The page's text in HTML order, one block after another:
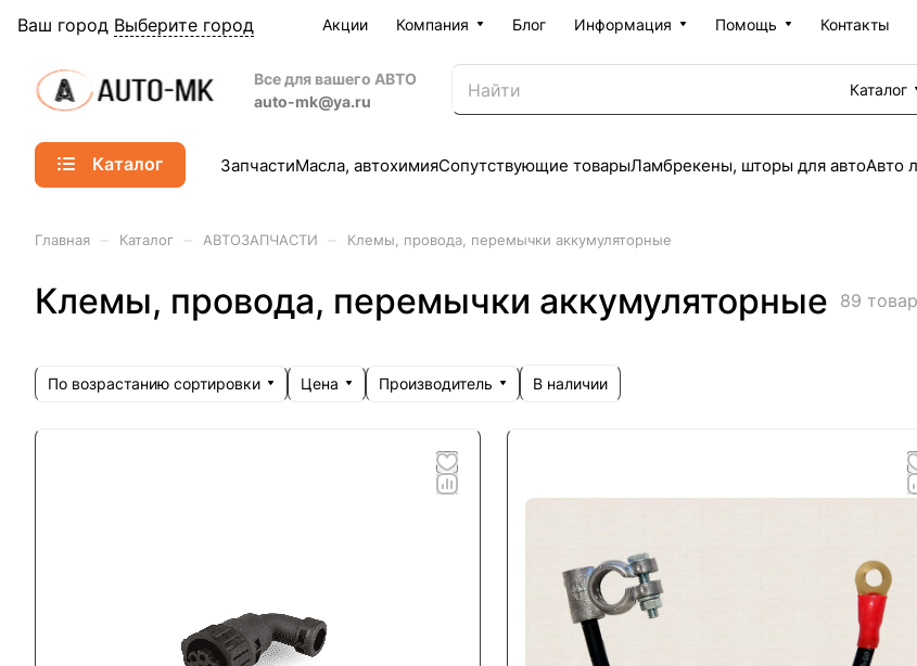
Ваш город Выберите город Акции Компания Блог Информация Помощь Контакты
Все для вашего АВТО
auto-mk@ya.ru
Каталог
Каталог ЗапчастиМасла, автохимияСопутствующие товарыЛамбрекены, шторы для автоАвто
Главная Каталог АВТОЗАПЧАСТИ Клемы, провода, перемычки аккумуляторные
Клемы, провода, перемычки аккумуляторные 89
По возрастанию сортировки Цена Производитель В наличии